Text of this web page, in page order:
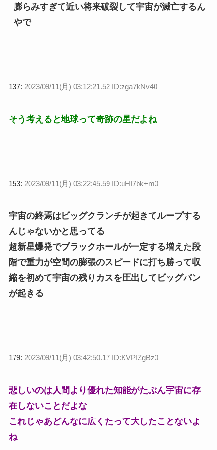
膨らみすぎて近い将来破裂して宇宙が滅亡するん
やで
137: 2023/09/11(月) 03:12:21.52 ID:zga7kNv40
そう考えると地球って奇跡の星だよね
153: 2023/09/11(月) 03:22:45.59 ID:uHI7bk+m0
宇宙の終焉はビッグクランチが起きてループする
んじゃないかと思ってる
超新星爆発でブラックホールが一定する増えた段
階で重力が空間の膨張のスピードに打ち勝って収
縮を初めて宇宙の残りカスを圧出してビッグバン
が起きる
179: 2023/09/11(月) 03:42:50.17 ID:KVPIZgBz0
悲しいのは人間より優れた知能がたぶん宇宙に存
在しないことだよな
これじゃあどんなに広くたって大したことないよ
ね